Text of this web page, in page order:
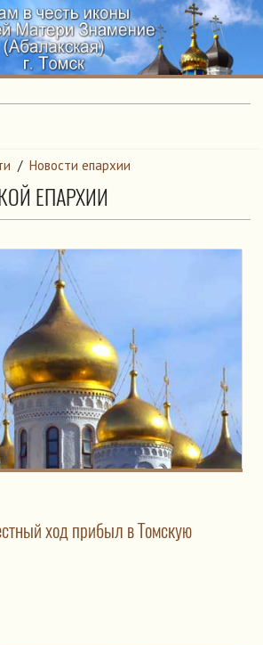
/ Новости епархии
ЕПАРХИИ
ход прибыл в Томскую